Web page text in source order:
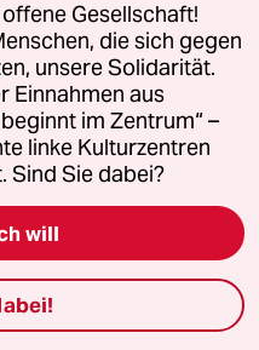
Gesellschaft!
die sich gegen
unsere Solidarität.
Einnahmen aus
im Zentrum“ –
linke Kulturzentren
Sind Sie dabei?
will